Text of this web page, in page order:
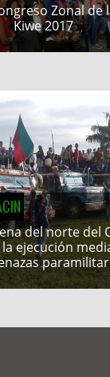
Zonal de
Kiwe 2017
del norte del
ejecución